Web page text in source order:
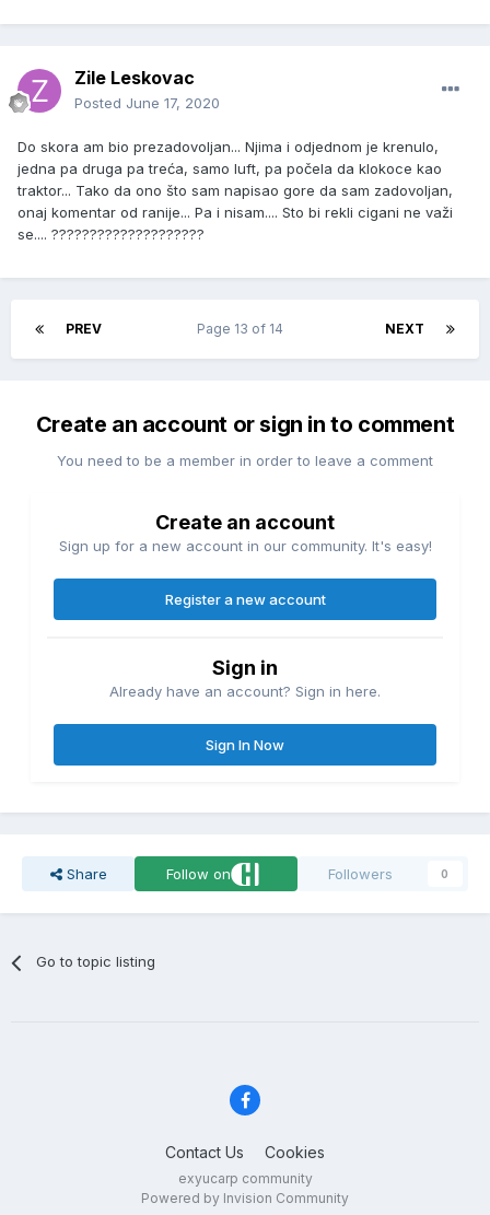
Zile Leskovac
Posted June 17, 2020
Do skora am bio prezadovoljan... Njima i odjednom je krenulo,
jedna pa druga pa treća, samo luft, pa počela da klokoce kao
traktor... Tako da ono što sam napisao gore da sam zadovoljan,
onaj komentar od ranije... Pa i nisam.... Sto bi rekli cigani ne važi
se.... ????????????????????
PREV NEXT
Page 13 of 14
Create an account or sign in to comment
You need to be a member in order to leave a comment
Create an account
Sign up for a new account in our community. It's easy!
Register a new account
Sign in
Already have an account? Sign in here.
Sign In Now
Share Follow on Followers 0
Go to topic listing
Contact Us Cookies
exyucarp community
Powered by Invision Community